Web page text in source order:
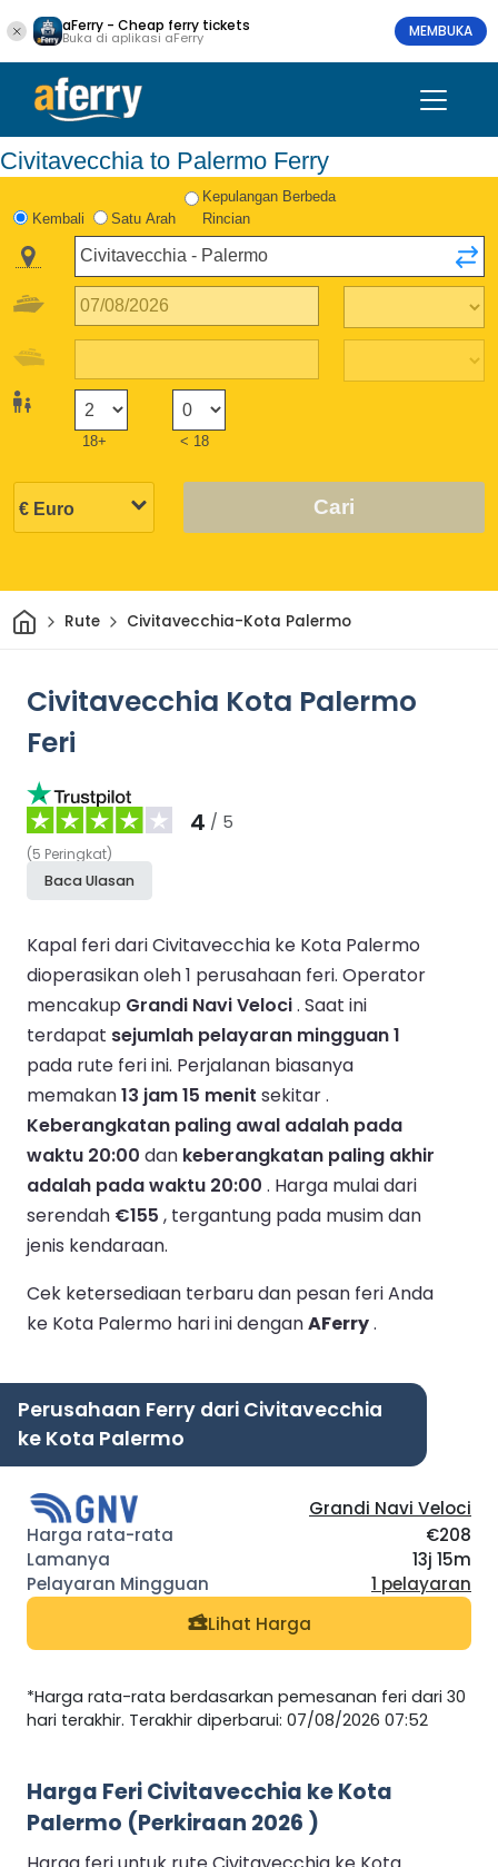
aFerry - Cheap ferry tickets
Buka di aplikasi aFerry MEMBUKA
Civitavecchia to Palermo Ferry
Kembali Satu Arah
Kepulangan Berbeda
Rincian
18+ < 18
Cari
Rumah
Rute Civitavecchia-Kota Palermo
Civitavecchia Kota Palermo
Feri
4 / 5
(5 Peringkat)
Baca Ulasan
Kapal feri dari Civitavecchia ke Kota Palermo
dioperasikan oleh 1 perusahaan feri. Operator
mencakup Grandi Navi Veloci. Saat ini
terdapat sejumlah pelayaran mingguan 1
pada rute feri ini. Perjalanan biasanya
memakan13 jam 15 menit sekitar .
Keberangkatan paling awal adalah pada
waktu 20:00 dan keberangkatan paling akhir
adalah pada waktu 20:00 . Harga mulai dari
serendah €155 , tergantung pada musim dan
jenis kendaraan.
Cek ketersediaan terbaru dan pesan feri Anda
ke Kota Palermo hari ini denganAFerry.
Perusahaan Ferry dari Civitavecchia
ke Kota Palermo
Grandi Navi Veloci
€208
13j 15m
1 pelayaran
Lihat Harga
*Harga rata-rata berdasarkan pemesanan feri dari 30
hari terakhir. Terakhir diperbarui: 07/08/2026 07:52
Harga Feri Civitavecchia ke Kota
Palermo (Perkiraan 2026 )